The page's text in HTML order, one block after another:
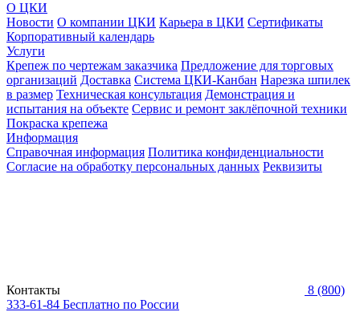
О ЦКИ
Новости О компании ЦКИ Карьера в ЦКИ Сертификаты
Корпоративный календарь
Услуги
Крепеж по чертежам заказчика Предложение для торговых
организаций Доставка Система ЦКИ-Канбан Нарезка шпилек
в размер Техническая консультация Демонстрация и
испытания на объекте Сервис и ремонт заклёпочной техники
Покраска крепежа
Информация
Справочная информация Политика конфиденциальности
Согласие на обработку персональных данных Реквизиты
Контакты
8 (800)
333-61-84 Бесплатно по России